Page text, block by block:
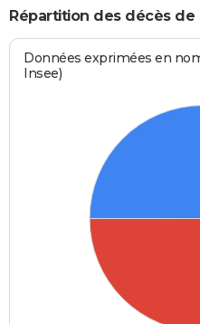
Répartition des décès de
Données exprimées en
Insee)